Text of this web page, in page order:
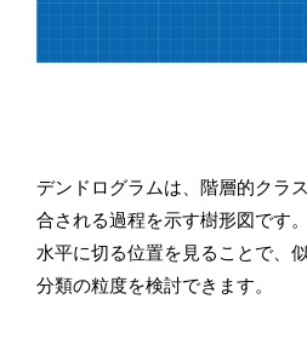
デンドログラムは、階層的クラ
合される過程を示す樹形図です
水平に切る位置を見ることで、
分類の粒度を検討できます。